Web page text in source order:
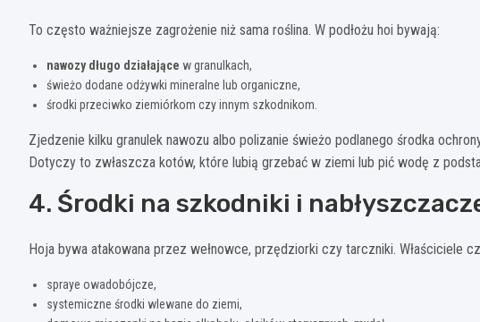
To często ważniejsze zagrożenie niż sama roślina. W podłożu hoi bywają:
nawozy długo działające w granulkach,
świeżo dodane odżywki mineralne lub organiczne,
środki przeciwko ziemiórkom czy innym szkodnikom.
Zjedzenie kilku granulek nawozu albo polizanie świeżo podlanego środka
Dotyczy to zwłaszcza kotów, które lubią grzebać w ziemi lub pić wodę z
4. Środki na szkodniki i
Hoja bywa atakowana przez wełnowce, przędziorki czy tarczniki. Właściciele
spraye owadobójcze,
systemiczne środki wlewane do ziemi,